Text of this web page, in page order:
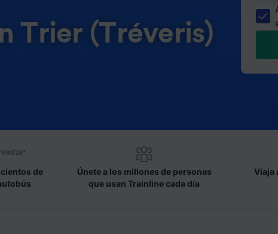
Trier (Tréveris)
de
Únete a los millones de personas
que usan Trainline cada día
Viaja